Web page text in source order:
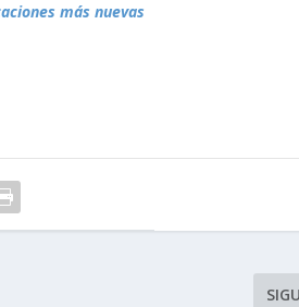
más nuevas